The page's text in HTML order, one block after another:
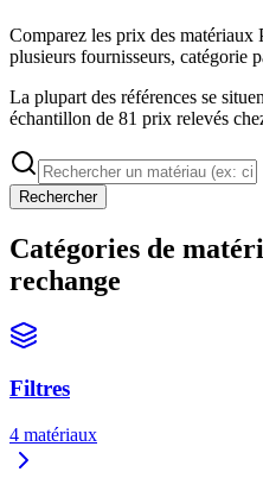
Comparez les prix des matériaux
plusieurs fournisseurs, catégorie
La plupart des références se
échantillon de 81 prix relevés
Rechercher
Catégories de
rechange
Filtres
4 matériaux